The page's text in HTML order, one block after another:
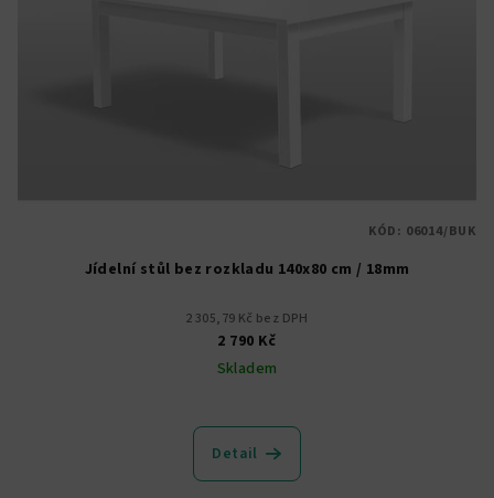
Jídelní stůl bez rozkladu 140x80 cm / 18mm
2 305,79 Kč bez DPH
2 790 Kč
Skladem
hodnocení
produktu
Detail
KÓD: 06014/BUK